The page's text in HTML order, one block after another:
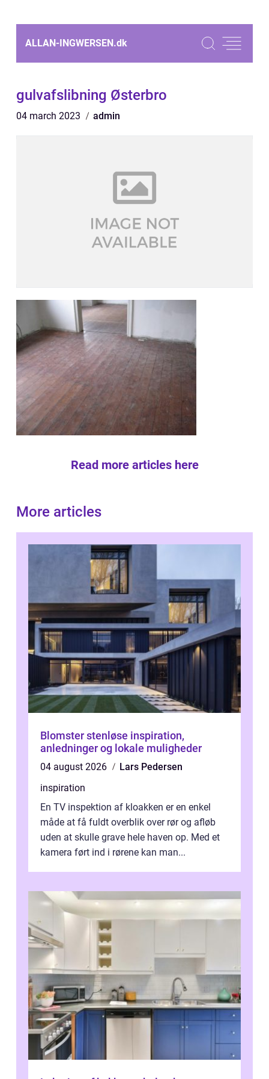
ALLAN-INGWERSEN.dk
gulvafslibning Østerbro
04 march 2023 admin
Read more articles here
More articles
Blomster stenløse inspiration,
anledninger og lokale muligheder
04 august 2026
Lars Pedersen
inspiration
En TV inspektion af kloakken er en enkel
måde at få fuldt overblik over rør og afløb
uden at skulle grave hele haven op. Med et
kamera ført ind i rørene kan man...